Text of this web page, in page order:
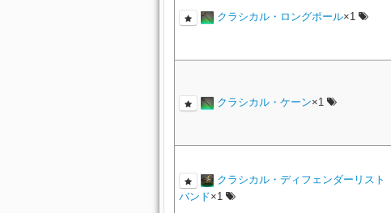
クラシカル・ロングポール×1
クラシカル・ケーン×1
クラシカル・ディフェンダーリスト
バンド×1